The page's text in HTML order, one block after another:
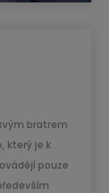
bratrem
který je k
pouze